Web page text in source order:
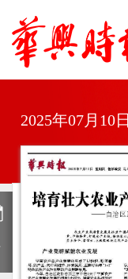
2025年07月10日